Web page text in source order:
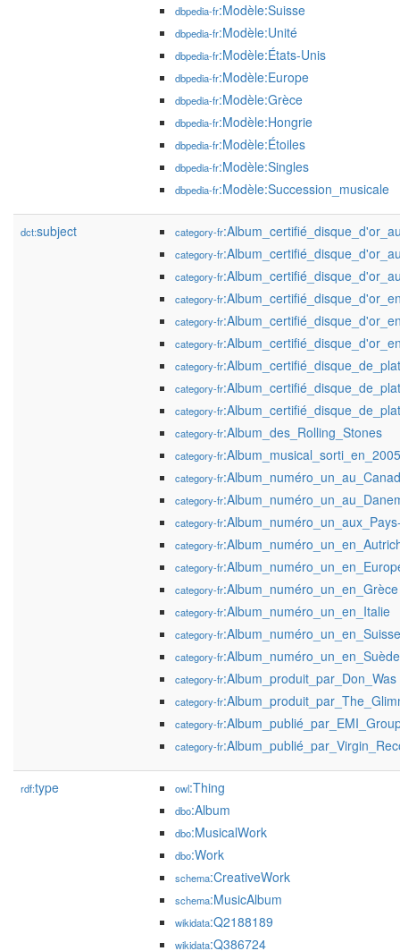
dbpedia-fr:Modèle:Suisse
dbpedia-fr:Modèle:Unité
dbpedia-fr:Modèle:États-Unis
dbpedia-fr:Modèle:Europe
dbpedia-fr:Modèle:Grèce
dbpedia-fr:Modèle:Hongrie
dbpedia-fr:Modèle:Étoiles
dbpedia-fr:Modèle:Singles
dbpedia-fr:Modèle:Succession_musicale
dct:subject category-fr
category-fr
category-fr
category-fr
category-fr
category-fr
category-fr
category-fr
category-fr
category-fr:Album_des_Rolling_Stones
category-fr:Album_musical_sorti_en_2005
category-fr
category-fr
category-fr
category-fr
category-fr
category-fr:Album_numéro_un_en_Grèce
category-fr:Album_numéro_un_en_Italie
category-fr:Album_numéro_un_en_Suisse
category-fr:Album_numéro_un_en_Suède
category-fr:Album_produit_par_Don_Was
category-fr
category-fr
category-fr
rdf:type owl:Thing
dbo:Album
dbo:MusicalWork
dbo:Work
schema:CreativeWork
schema:MusicAlbum
wikidata:Q2188189
wikidata:Q386724